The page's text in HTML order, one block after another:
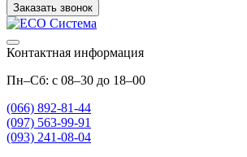
Заказать звонок
Контактная информация
Пн–Сб: с 08–30 до 18–00
(066) 892-81-44
(097) 563-99-91
(093) 241-08-04